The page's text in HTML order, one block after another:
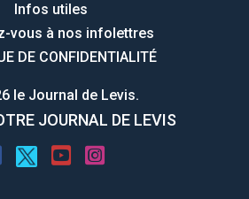
Infos utiles
vous à nos infolettres
DE CONFIDENTIALITÉ
le Journal de Levis.
JOURNAL DE LEVIS